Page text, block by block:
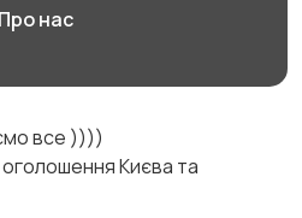
Про нас
все ))))
Києва та